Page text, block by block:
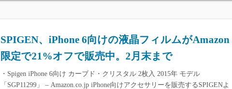
SPIGEN、iPhone 6向けの液晶フィルムがAmazon
限定で21%オフで販売中。2月末まで
・Spigen iPhone 6向け カーブド・クリスタル 2枚入 2015年 モデル
「SGP11299」 – Amazon.co.jp iPhone向けアクセサリーを販売するSPIGENよ